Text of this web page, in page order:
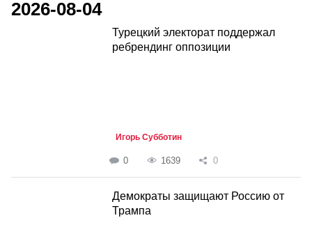
2026-08-04
Турецкий электорат поддержал
ребрендинг оппозиции
Игорь Субботин
0 1639 0
Демократы защищают Россию от
Трампа